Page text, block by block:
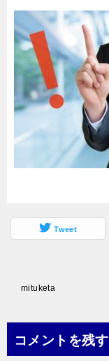
Tweet
ビ
mituketa
コメントを残す